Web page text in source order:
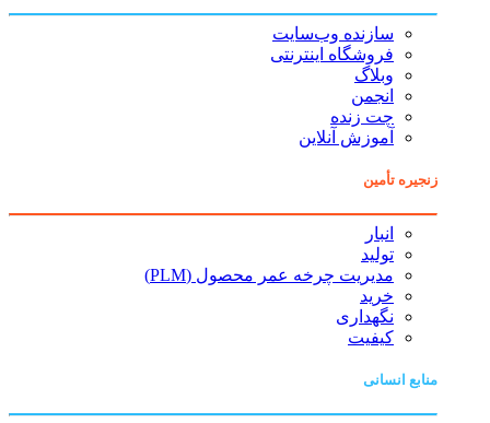
سازنده وب‌سایت
فروشگاه اینترنتی
وبلاگ
انجمن
چت زنده
آموزش آنلاین
زنجیره تأمین
انبار
تولید
مدیریت چرخه عمر محصول (PLM)
خرید
نگهداری
کیفیت
منابع انسانی